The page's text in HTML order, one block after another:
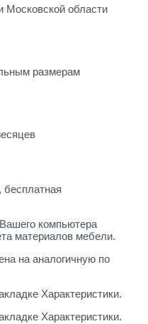
области
размерам
компьютера
материалов мебели.
на аналогичную по
Характеристики.
Характеристики.